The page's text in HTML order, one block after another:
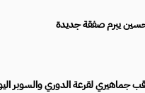
يبرم صفقة جديدة
جماهيري لقرعة الدوري والسوبر